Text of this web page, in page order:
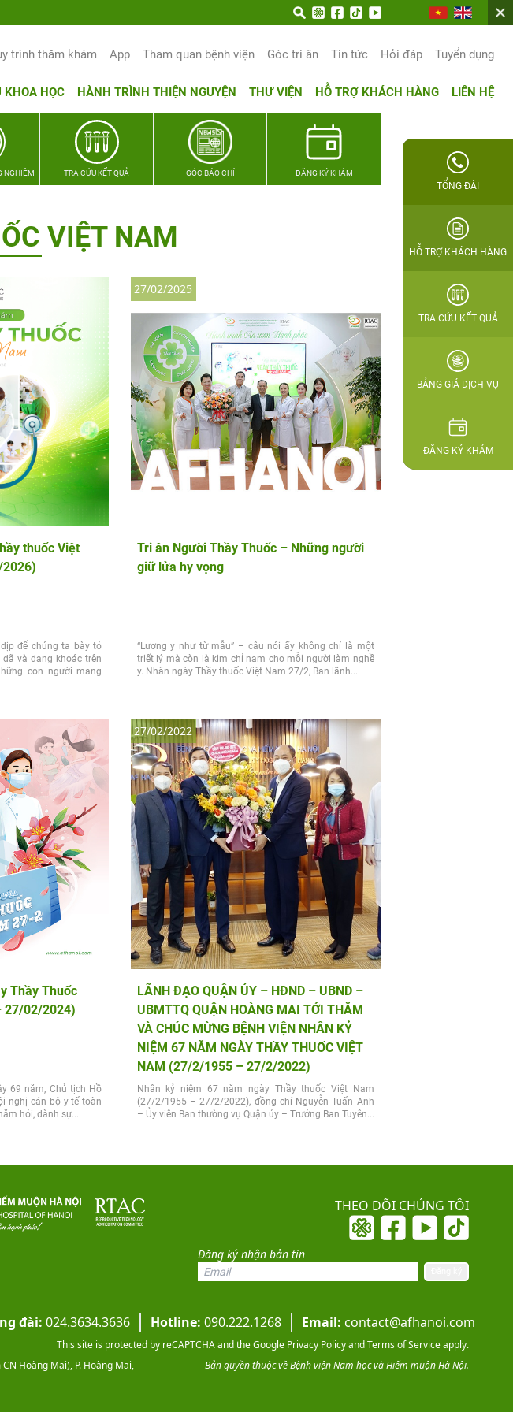
trình thăm khám App Tham quan bệnh viện Góc tri ân Tin tức Hỏi đáp Tuyển dụng
KHOA HỌC HÀNH TRÌNH THIỆN NGUYỆN THƯ VIỆN HỖ TRỢ KHÁCH HÀNG LIÊN HỆ
NGHIỆM TRA CỨU KẾT QUẢ GÓC BÁO CHÍ ĐĂNG KÝ KHÁM
VIỆT NAM
thuốc Việt
để chúng ta bày tỏ
và đang khoác trên
con người mang
Tri ân Người Thầy Thuốc – Những người
giữ lửa hy vọng
“Lương y như từ mẫu” – câu nói ấy không chỉ là một
triết lý mà còn là kim chỉ nam cho mỗi người làm nghề
y. Nhân ngày Thầy thuốc Việt Nam 27/2, Ban lãnh...
27/02/2025
Thầy Thuốc
27/02/2024)
69 năm, Chủ tịch Hồ
nghị cán bộ y tế toàn
hỏi, dành sự...
LÃNH ĐẠO QUẬN ỦY – HĐND – UBND –
UBMTTQ QUẬN HOÀNG MAI TỚI THĂM
VÀ CHÚC MỪNG BỆNH VIỆN NHÂN KỶ
NIỆM 67 NĂM NGÀY THẦY THUỐC VIỆT
NAM (27/2/1955 – 27/2/2022)
Nhân kỷ niệm 67 năm ngày Thầy thuốc Việt Nam
(27/2/1955 – 27/2/2022), đồng chí Nguyễn Tuấn Anh
– Ủy viên Ban thường vụ Quận ủy – Trưởng Ban Tuyên...
27/02/2022
THEO DÕI CHÚNG TÔI
Đăng ký nhận bản tin
đài: 024.3634.3636 Hotline: 090.222.1268 Email: contact@afhanoi.com
This site is protected by reCAPTCHA and the Google Privacy PolicyandTerms of Serviceapply.
Hoàng Mai), P. Hoàng Mai,
Bản quyền thuộc về Bệnh viện Nam học và Hiếm muộn Hà Nội.
TỔNG ĐÀI
HỖ TRỢ KHÁCH HÀNG
TRA CỨU KẾT QUẢ
BẢNG GIÁ DỊCH VỤ
ĐĂNG KÝ KHÁM